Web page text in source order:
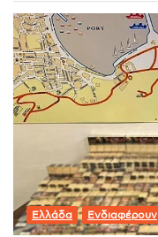
Ελλάδα Ενδιαφέρουν